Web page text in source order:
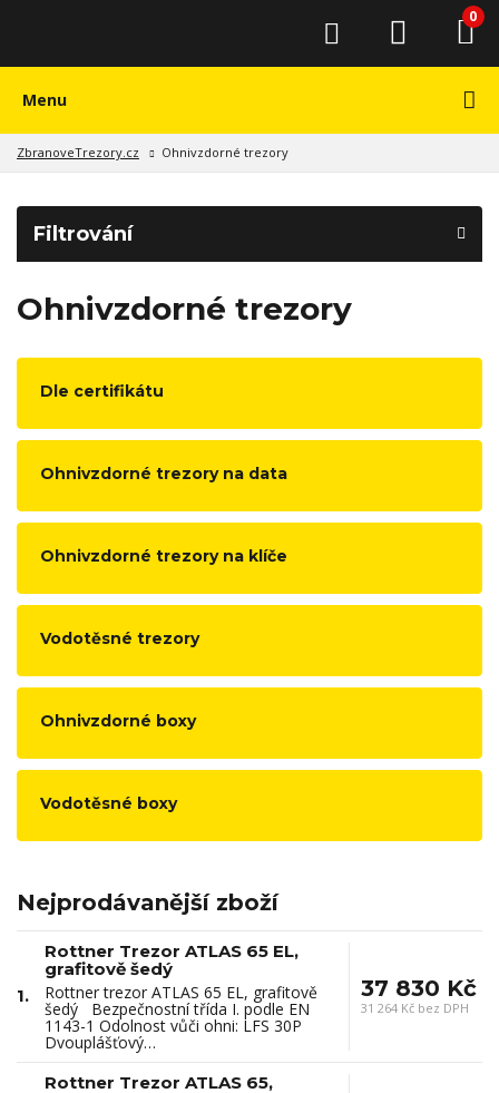
0
Menu
ZbranoveTrezory.cz Ohnivzdorné trezory
Filtrování
Ohnivzdorné trezory
Dle certifikátu
Ohnivzdorné trezory na data
Ohnivzdorné trezory na klíče
Vodotěsné trezory
Ohnivzdorné boxy
Vodotěsné boxy
Nejprodávanější zboží
1.
Rottner Trezor ATLAS 65 EL,
grafitově šedý
Rottner trezor ATLAS 65 EL, grafitově
šedý Bezpečnostní třída I. podle EN
1143-1 Odolnost vůči ohni: LFS 30P
Dvouplášťový…
37 830 Kč
31 264 Kč bez DPH
Rottner Trezor ATLAS 65,